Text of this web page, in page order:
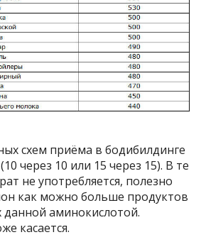
схем приёма в бодибилдинге
через 10 или 15 через 15). В те
не употребляется, полезно
как можно больше продуктов
данной аминокислотой.
касается.